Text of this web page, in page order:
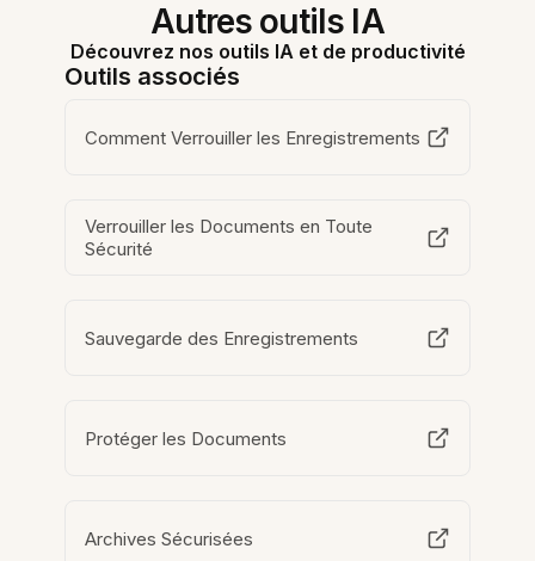
Autres outils IA
Découvrez nos outils IA et de productivité
Outils associés
Comment Verrouiller les Enregistrements
Verrouiller les Documents en Toute
Sécurité
Sauvegarde des Enregistrements
Protéger les Documents
Archives Sécurisées